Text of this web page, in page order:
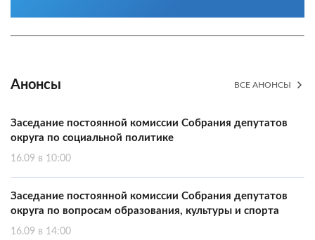
Анонсы ВСЕ АНОНСЫ
Заседание постоянной комиссии Собрания депутатов
округа по социальной политике
16.09 в 10:00
Заседание постоянной комиссии Собрания депутатов
округа по вопросам образования, культуры и спорта
16.09 в 14:00